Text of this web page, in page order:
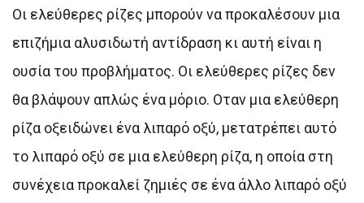
Οι ελεύθερες ρίζες μπορούν να προκαλέσουν μια
επιζήμια αλυσιδωτή αντίδραση κι αυτή είναι η
ουσία του προβλήματος. Οι ελεύθερες ρίζες δεν
θα βλάψουν απλώς ένα μόριο. Οταν μια ελεύθερη
ρίζα οξειδώνει ένα λιπαρό οξύ, μετατρέπει αυτό
το λιπαρό οξύ σε μια ελεύθερη ρίζα, η οποία στη
συνέχεια προκαλεί ζημιές σε ένα άλλο λιπαρό οξύ